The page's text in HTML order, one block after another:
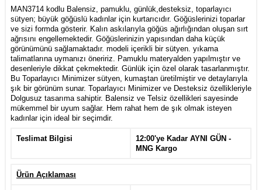
MAN3714 kodlu Balensiz, pamuklu, günlük,desteksiz, toparlayıcı
sütyen; büyük göğüslü kadınlar için kurtarıcıdır. Göğüslerinizi toparlar
ve sizi formda gösterir. Kalın askılarıyla göğüs ağırlığından oluşan sırt
ağrısını engellemektedir. Göğüslerinizin yapısından daha küçük
görünümünü sağlamaktadır. modeli içerikli bir sütyen. yıkama
talimatlarına uymanızı öneririz. Pamuklu materyalden yapılmıştır ve
desenleriyle dikkat çekmektedir. Günlük için özel olarak tasarlanmıştır.
Bu Toparlayıcı Minimizer sütyen, kumaştan üretilmiştir ve detaylarıyla
şık bir görünüm sunar. Toparlayıcı Minimizer ve Desteksiz özellikleriyle
Dolgusuz tasarıma sahiptir. Balensiz ve Telsiz özellikleri sayesinde
mükemmel bir uyum sağlar. Hem rahat hem de şık olmak isteyen
kadınlar için ideal bir seçimdir.
Teslimat Bilgisi
12:00'ye Kadar AYNI GÜN -
MNG Kargo
Ürün Açıklaması